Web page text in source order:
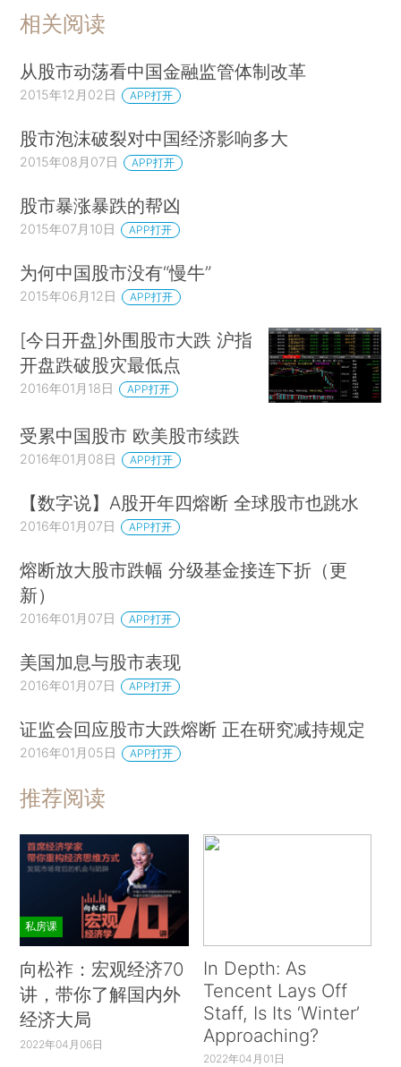
相关阅读
从股市动荡看中国金融监管体制改革
2015年12月02日 APP打开
股市泡沫破裂对中国经济影响多大
2015年08月07日 APP打开
股市暴涨暴跌的帮凶
2015年07月10日 APP打开
为何中国股市没有“慢牛”
2015年06月12日 APP打开
[今日开盘]外围股市大跌 沪指
开盘跌破股灾最低点
2016年01月18日 APP打开
受累中国股市 欧美股市续跌
2016年01月08日 APP打开
【数字说】A股开年四熔断 全球股市也跳水
2016年01月07日 APP打开
熔断放大股市跌幅 分级基金接连下折（更
新）
2016年01月07日 APP打开
美国加息与股市表现
2016年01月07日 APP打开
证监会回应股市大跌熔断 正在研究减持规定
2016年01月05日 APP打开
推荐阅读
私房课
向松祚：宏观经济70
讲，带你了解国内外
经济大局
2022年04月06日
In Depth: As
Tencent Lays Off
Staff, Is Its ‘Winter’
Approaching?
2022年04月01日